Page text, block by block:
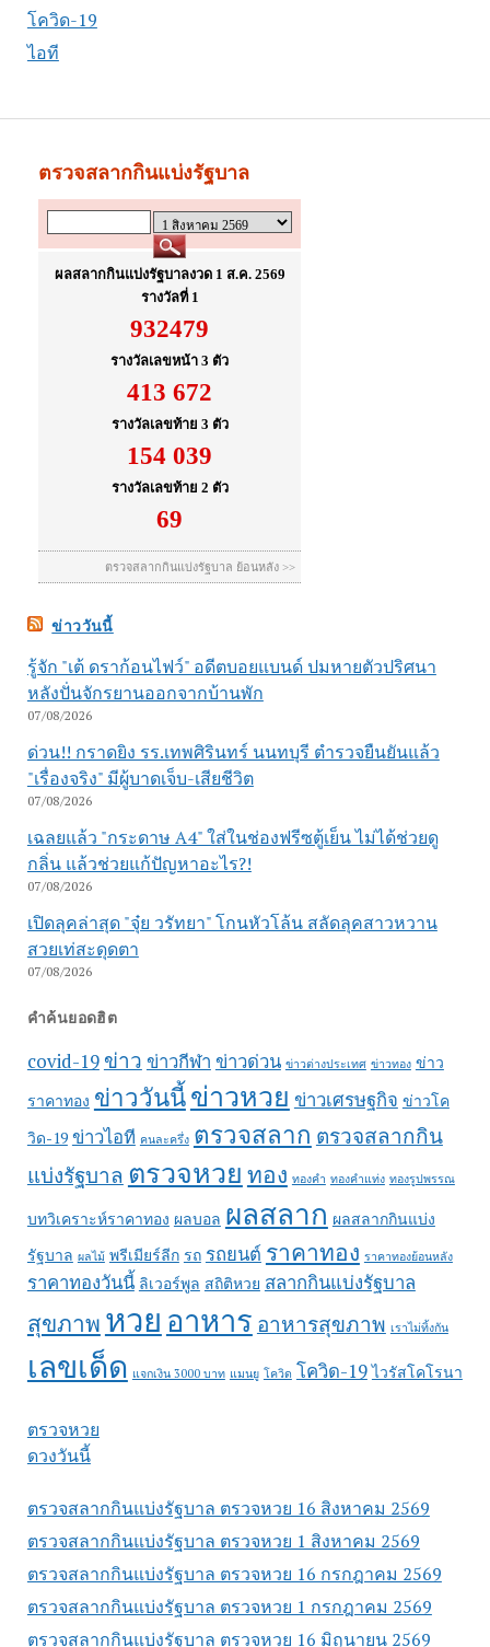
โควิด-19
ไอที
ข่าววันนี้
รู้จัก "เต้ ดราก้อนไฟว์" อดีตบอยแบนด์ ปมหายตัวปริศนา
หลังปั่นจักรยานออกจากบ้านพัก
07/08/2026
ด่วน!! กราดยิง รร.เทพศิรินทร์ นนทบุรี ตำรวจยืนยันแล้ว
"เรื่องจริง" มีผู้บาดเจ็บ-เสียชีวิต
07/08/2026
เฉลยแล้ว "กระดาษ A4" ใส่ในช่องฟรีซตู้เย็น ไม่ได้ช่วยดู
กลิ่น แล้วช่วยแก้ปัญหาอะไร?!
07/08/2026
เปิดลุคล่าสุด "จุ๋ย วรัทยา" โกนหัวโล้น สลัดลุคสาวหวาน
สวยเท่สะดุดตา
07/08/2026
คำค้นยอดฮิต
covid-19 ข่าว ข่าวกีฬา ข่าวด่วน ข่าวต่างประเทศ ข่าวทอง ข่าว
ราคาทอง ข่าววันนี้ข่าวหวย ข่าวเศรษฐกิจ ข่าวโค
วิด-19 ข่าวไอที คนละครึ่ง ตรวจสลาก ตรวจสลากกิน
แบ่งรัฐบาล ตรวจหวย ทอง ทองคำ ทองคำแท่ง ทองรูปพรรณ
บทวิเคราะห์ราคาทอง ผลบอล ผลสลาก ผลสลากกินแบ่ง
รัฐบาล ผลไม้ พรีเมียร์ลีก รถ รถยนต์ ราคาทอง ราคาทองย้อนหลัง
ราคาทองวันนี้ ลิเวอร์พูล สถิติหวย สลากกินแบ่งรัฐบาล
สุขภาพ หวย อาหาร อาหารสุขภาพ เราไม่ทิ้งกัน
เลขเด็ด แจกเงิน 3000 บาท แมนยู โควิด โควิด-19 ไวรัสโคโรนา
ตรวจหวย
ดวงวันนี้
ตรวจสลากกินแบ่งรัฐบาล ตรวจหวย 16 สิงหาคม 2569
ตรวจสลากกินแบ่งรัฐบาล ตรวจหวย 1 สิงหาคม 2569
ตรวจสลากกินแบ่งรัฐบาล ตรวจหวย 16 กรกฎาคม 2569
ตรวจสลากกินแบ่งรัฐบาล ตรวจหวย 1 กรกฎาคม 2569
ตรวจสลากกินแบ่งรัฐบาล ตรวจหวย 16 มิถุนายน 2569